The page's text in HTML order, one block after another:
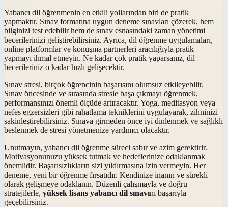
Yabancı dil öğrenmenin en etkili yollarından biri de pratik
yapmaktır. Sınav formatına uygun deneme sınavları çözerek, hem
bilginizi test edebilir hem de sınav esnasındaki zaman yönetimi
becerilerinizi geliştirebilirsiniz. Ayrıca, dil öğrenme uygulamaları,
online platformlar ve konuşma partnerleri aracılığıyla pratik
yapmayı ihmal etmeyin. Ne kadar çok pratik yaparsanız, dil
becerileriniz o kadar hızlı gelişecektir.
Sınav stresi, birçok öğrencinin başarısını olumsuz etkileyebilir.
Sınav öncesinde ve sırasında stresle başa çıkmayı öğrenmek,
performansınızı önemli ölçüde artıracaktır. Yoga, meditasyon veya
nefes egzersizleri gibi rahatlama tekniklerini uygulayarak, zihninizi
sakinleştirebilirsiniz. Sınava girmeden önce iyi dinlenmek ve sağlıklı
beslenmek de stresi yönetmenize yardımcı olacaktır.
Unutmayın, yabancı dil öğrenme süreci sabır ve azim gerektirir.
Motivasyonunuzu yüksek tutmak ve hedeflerinize odaklanmak
önemlidir. Başarısızlıkların sizi yıldırmasına izin vermeyin. Her
deneme, yeni bir öğrenme fırsatıdır. Kendinize inanın ve sürekli
olarak gelişmeye odaklanın. Düzenli çalışmayla ve doğru
stratejilerle, yüksek lisans yabancı dil sınavını başarıyla
geçebilirsiniz.